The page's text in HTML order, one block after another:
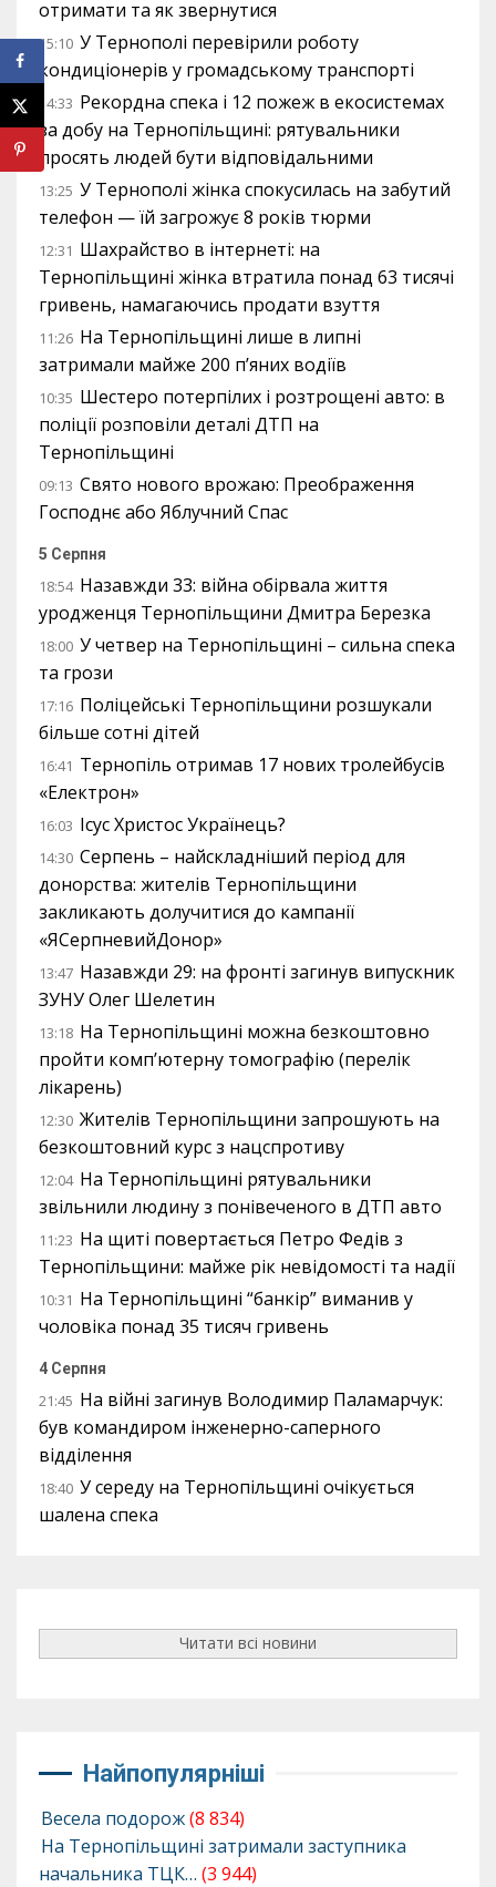
отримати та як звернутися
15:10 У Тернополі перевірили роботу
кондиціонерів у громадському транспорті
14:33 Рекордна спека і 12 пожеж в екосистемах
за добу на Тернопільщині: рятувальники
просять людей бути відповідальними
13:25 У Тернополі жінка спокусилась на забутий
телефон — їй загрожує 8 років тюрми
12:31 Шахрайство в інтернеті: на
Тернопільщині жінка втратила понад 63 тисячі
гривень, намагаючись продати взуття
11:26 На Тернопільщині лише в липні
затримали майже 200 п’яних водіїв
10:35 Шестеро потерпілих і розтрощені авто: в
поліції розповіли деталі ДТП на
Тернопільщині
09:13 Свято нового врожаю: Преображення
Господнє або Яблучний Спас
5 Серпня
18:54 Назавжди 33: війна обірвала життя
уродженця Тернопільщини Дмитра Березка
18:00 У четвер на Тернопільщині – сильна спека
та грози
17:16 Поліцейські Тернопільщини розшукали
більше сотні дітей
16:41 Тернопіль отримав 17 нових тролейбусів
«Електрон»
16:03 Ісус Христос Українець?
14:30 Серпень – найскладніший період для
донорства: жителів Тернопільщини
закликають долучитися до кампанії
«ЯСерпневийДонор»
13:47 Назавжди 29: на фронті загинув випускник
ЗУНУ Олег Шелетин
13:18 На Тернопільщині можна безкоштовно
пройти комп’ютерну томографію (перелік
лікарень)
12:30 Жителів Тернопільщини запрошують на
безкоштовний курс з нацспротиву
12:04 На Тернопільщині рятувальники
звільнили людину з понівеченого в ДТП авто
11:23 На щиті повертається Петро Федів з
Тернопільщини: майже рік невідомості та надії
10:31 На Тернопільщині “банкір” виманив у
чоловіка понад 35 тисяч гривень
4 Серпня
21:45 На війні загинув Володимир Паламарчук:
був командиром інженерно-саперного
відділення
18:40 У середу на Тернопільщині очікується
шалена спека
Читати всі новини
Найпопулярніші
Весела подорож(8 834)
На Тернопільщині затримали заступника
начальника ТЦК… (3 944)